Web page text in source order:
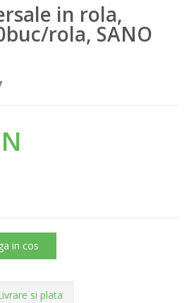
in rola,
rola, SANO
in cos
si plata